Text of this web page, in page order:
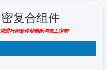
复合组件
进行陶瓷性能调配与加工定制